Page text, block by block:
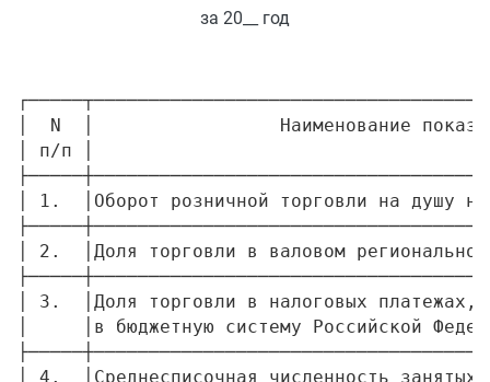
за 20__ год
│  N  │                 Наименование
│ п/п │
│ 1.  │Оборот розничной торговли на
│ 2.  │Доля торговли в валовом
│ 3.  │Доля торговли в налоговых
│     │в бюджетную систему
│ 4.  │Среднесписочная численность